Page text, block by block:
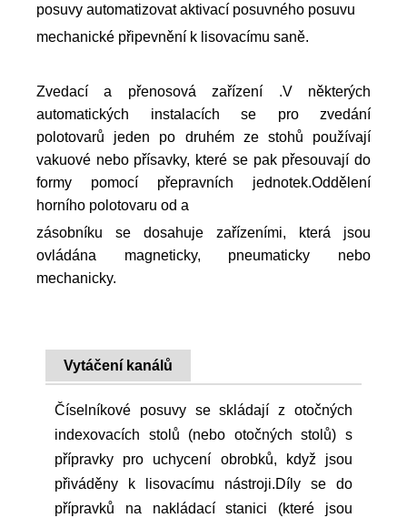
posuvy automatizovat aktivací posuvného posuvu
mechanické připevnění k lisovacímu saně.
Zvedací a přenosová zařízení .V některých
automatických instalacích se pro zvedání
polotovarů jeden po druhém ze stohů používají
vakuové nebo přísavky, které se pak přesouvají do
formy pomocí přepravních jednotek.Oddělení
horního polotovaru od a
zásobníku se dosahuje zařízeními, která jsou
ovládána magneticky, pneumaticky nebo
mechanicky.
Vytáčení kanálů
Číselníkové posuvy se skládají z otočných
indexovacích stolů (nebo otočných stolů) s
přípravky pro uchycení obrobků, když jsou
přiváděny k lisovacímu nástroji.Díly se do
přípravků na nakládací stanici (které jsou